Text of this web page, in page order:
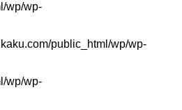
wp/wp-
public_html/wp/wp-
wp/wp-